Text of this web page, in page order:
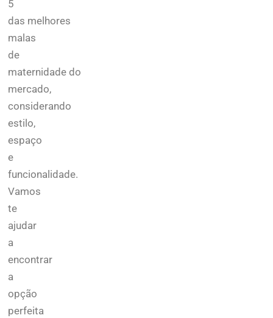
5
das melhores
malas
de
maternidade do
mercado,
considerando
estilo,
espaço
e
funcionalidade.
Vamos
te
ajudar
a
encontrar
a
opção
perfeita